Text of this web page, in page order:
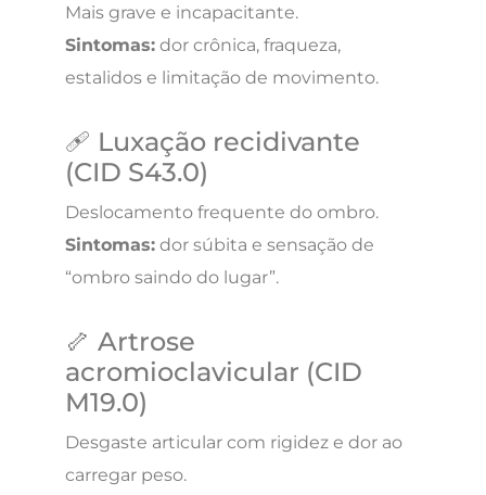
Mais grave e incapacitante.
Sintomas: dor crônica, fraqueza,
estalidos e limitação de movimento.
🩹 Luxação recidivante
(CID S43.0)
Deslocamento frequente do ombro.
Sintomas: dor súbita e sensação de
“ombro saindo do lugar”.
🦴 Artrose
acromioclavicular (CID
M19.0)
Desgaste articular com rigidez e dor ao
carregar peso.